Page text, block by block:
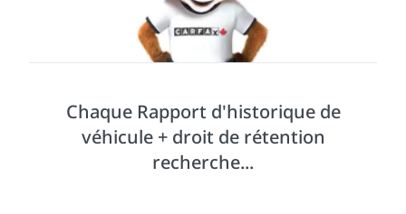
Chaque Rapport d'historique de
véhicule + droit de rétention
recherche...